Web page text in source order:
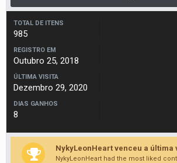
TOTAL DE ITENS
985
REGISTRO EM
Outubro 25, 2018
ÚLTIMA VISITA
Dezembro 29, 2020
DIAS GANHOS
8
NykyLeonHeart venceu a última
NykyLeonHeart had the most liked